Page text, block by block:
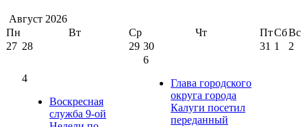
Август 2026
Пн
Вт Ср Чт ПтСбВс
27 28 29 30 31 1 2
4
Воскресная
служба 9-ой
6
Глава городского
округа города
Калуги посетил
переданный